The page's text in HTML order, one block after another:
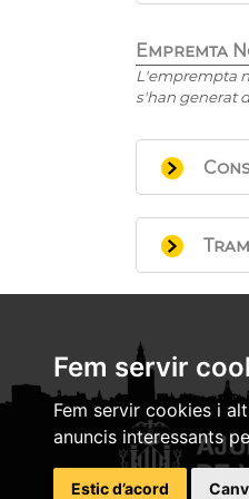
Fem servir
Fem servir cookies i
anuncis interessants
Estic d’acord
Empremta
L'emprempta
s'han generat